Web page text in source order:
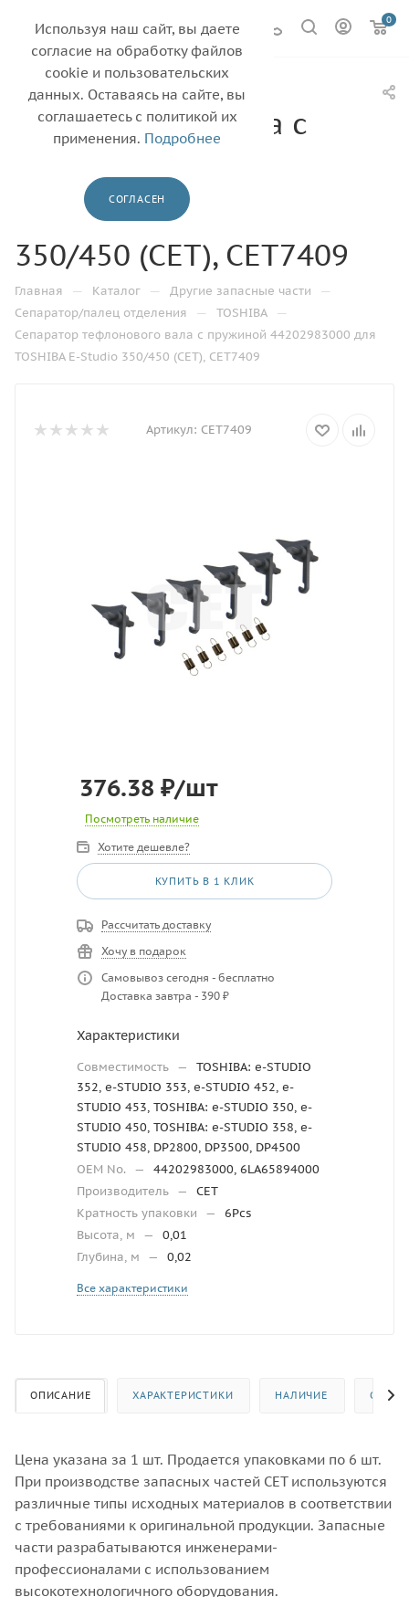
0
Сепаратор
тефлонового вала с
пружиной
44202983000 для
TOSHIBA E-Studio
350/450 (CET), CET7409
Главная — Каталог — Другие запасные части —
Сепаратор/палец отделения — TOSHIBA —
Сепаратор тефлонового вала с пружиной 44202983000 для
TOSHIBA E-Studio 350/450 (CET), CET7409
Артикул: CET7409
376.38 ₽/шт
Посмотреть наличие
Хотите дешевле?
КУПИТЬ В 1 КЛИК
Рассчитать доставку
Хочу в подарок
Самовывоз сегодня - бесплатно
Доставка завтра - 390 ₽
Характеристики
Совместимость —
TOSHIBA: e-STUDIO
352, e-STUDIO 353, e-STUDIO 452, e-
STUDIO 453, TOSHIBA: e-STUDIO 350, e-
STUDIO 450, TOSHIBA: e-STUDIO 358, e-
STUDIO 458, DP2800, DP3500, DP4500
OEM No.
—
44202983000, 6LA65894000
Производитель —
CET
Кратность упаковки
—
6Pcs
Высота, м
—
0,01
Глубина, м
— 0,02
Все характеристики
ОПИСАНИЕ ХАРАКТЕРИСТИКИ НАЛИЧИЕ
Цена указана за 1 шт. Продается упаковками по 6 шт.
При производстве запасных частей CET используются
различные типы исходных материалов в соответствии
с требованиями к оригинальной продукции. Запасные
части разрабатываются инженерами-
профессионалами с использованием
высокотехнологичного оборудования.
Используя наш сайт, вы даете
согласие на обработку файлов
cookie и пользовательских
данных. Оставаясь на сайте, вы
соглашаетесь с политикой их
применения. Подробнее
СОГЛАСЕН